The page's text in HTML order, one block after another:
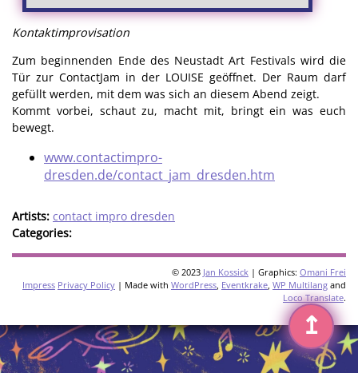
Kontaktimprovisation
Zum beginnenden Ende des Neustadt Art Festivals wird die
Tür zur ContactJam in der LOUISE geöffnet. Der Raum darf
gefüllt werden, mit dem was sich an diesem Abend zeigt.
Kommt vorbei, schaut zu, macht mit, bringt ein was euch
bewegt.
www.contactimpro-
dresden.de/contact_jam_dresden.htm
Artists: contact impro dresden
Categories:
© 2023 Jan Kossick | Graphics: Omani Frei
Impress Privacy Policy | Made with WordPress, Eventkrake, WP Multilang and
Loco Translate.
↥